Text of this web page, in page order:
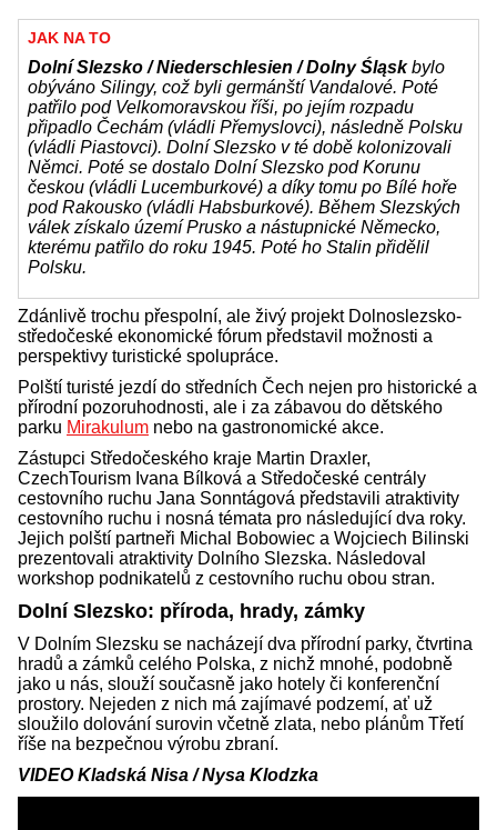
JAK NA TO
Dolní Slezsko / Niederschlesien / Dolny Śląskbylo
obýváno Silingy, což byli germánští Vandalové. Poté
patřilo pod Velkomoravskou říši, po jejím rozpadu
připadlo Čechám (vládli Přemyslovci), následně Polsku
(vládli Piastovci). Dolní Slezsko v té době kolonizovali
Němci. Poté se dostalo Dolní Slezsko pod Korunu
českou (vládli Lucemburkové) a díky tomu po Bílé hoře
pod Rakousko (vládli Habsburkové). Během Slezských
válek získalo území Prusko a nástupnické Německo,
kterému patřilo do roku 1945. Poté ho Stalin přidělil
Polsku.
Zdánlivě trochu přespolní, ale živý projekt Dolnoslezsko-
středočeské ekonomické fórum představil možnosti a
perspektivy turistické spolupráce.
Polští turisté jezdí do středních Čech nejen pro historické a
přírodní pozoruhodnosti, ale i za zábavou do dětského
parku Mirakulum nebo na gastronomické akce.
Zástupci Středočeského kraje Martin Draxler,
CzechTourism Ivana Bílková a Středočeské centrály
cestovního ruchu Jana Sonntágová představili atraktivity
cestovního ruchu i nosná témata pro následující dva roky.
Jejich polští partneři Michal Bobowiec a Wojciech Bilinski
prezentovali atraktivity Dolního Slezska. Následoval
workshop podnikatelů z cestovního ruchu obou stran.
Dolní Slezsko: příroda, hrady, zámky
V Dolním Slezsku se nacházejí dva přírodní parky, čtvrtina
hradů a zámků celého Polska, z nichž mnohé, podobně
jako u nás, slouží současně jako hotely či konferenční
prostory. Nejeden z nich má zajímavé podzemí, ať už
sloužilo dolování surovin včetně zlata, nebo plánům Třetí
říše na bezpečnou výrobu zbraní.
VIDEO Kladská Nisa / Nysa Klodzka